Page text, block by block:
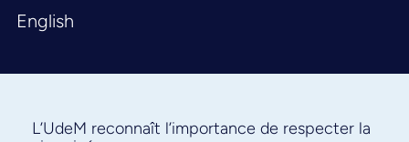
English
L’UdeM reconnaît l’importance de respecter la